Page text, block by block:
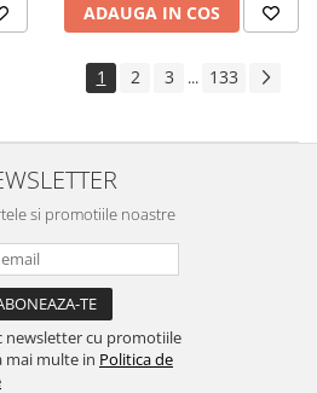
ADAUGA IN COS
1 2 3 ... 133
si promotiile noastre
newsletter cu promotiile
mai multe in Politica de